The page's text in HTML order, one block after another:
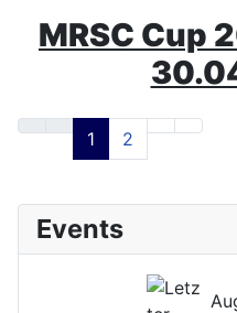
MRSC Cup
1 2
Events